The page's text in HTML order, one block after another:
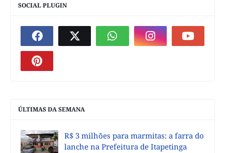
SOCIAL PLUGIN
ÚLTIMAS DA SEMANA
R$ 3 milhões para marmitas: a farra do
lanche na Prefeitura de Itapetinga